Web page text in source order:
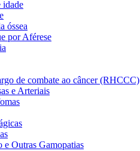
idade
óssea
por Aférese
de combate ao câncer (RHCCC)
e Arteriais
Outras Gamopatias